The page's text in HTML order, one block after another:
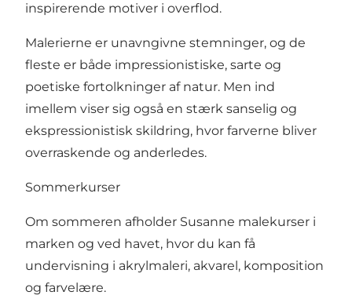
inspirerende motiver i overflod.
Malerierne er unavngivne stemninger, og de
fleste er både impressionistiske, sarte og
poetiske fortolkninger af natur. Men ind
imellem viser sig også en stærk sanselig og
ekspressionistisk skildring, hvor farverne bliver
overraskende og anderledes.
Sommerkurser
Om sommeren afholder Susanne malekurser i
marken og ved havet, hvor du kan få
undervisning i akrylmaleri, akvarel, komposition
og farvelære.